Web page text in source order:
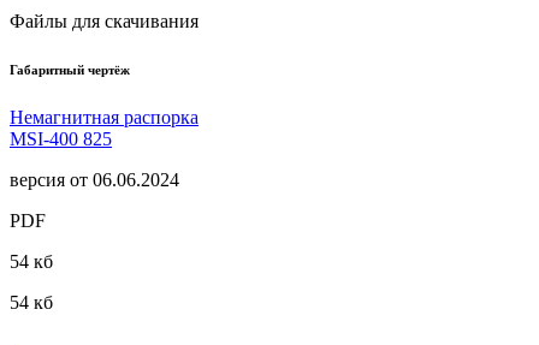
Файлы для скачивания
Габаритный чертёж
Немагнитная распорка
MSI-400 825
версия от 06.06.2024
PDF
54 кб
54 кб